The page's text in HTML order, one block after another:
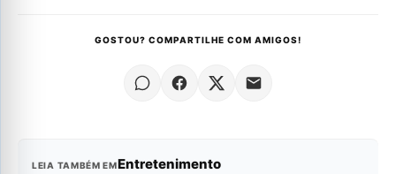
GOSTOU? COMPARTILHE COM AMIGOS!
LEIA TAMBÉM EMEntretenimento